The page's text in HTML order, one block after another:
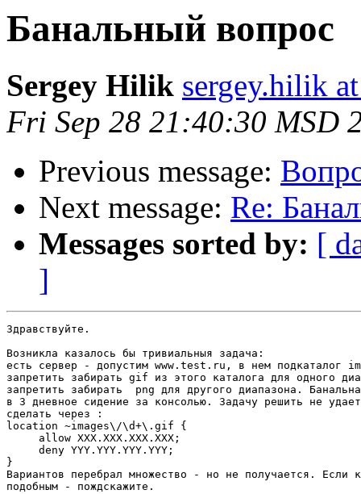
Банальный вопрос
Sergey Hilik sergey.hilik
Fri Sep 28 21:40:30 MSD
Previous message:
Next message: Re:
Messages sorted by: [
]
Здравствуйте.
Возникла казалось бы тривиальныя задача:
есть сервер - допустим www.test.ru, в нем подкаталог
запретить забирать gif из этого каталога для одного
запретить забирать  png для другого диапазона.
в 3 дневное сидение за консолью. Задачу решить не
сделать через :
location ~images\/\d+\.gif {
     allow XXX.XXX.XXX.XXX;
     deny YYY.YYY.YYY.YYY;
}
Вариантов перебрал множество - но не получается. Если
подобным - пождскажите.